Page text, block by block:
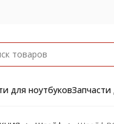
для ноутбуков